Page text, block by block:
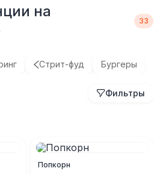
на
Стрит-фуд Бургеры
Фильтры
Кейс
Организация
премиального
Кейс
Организация
площадке
Попкорн